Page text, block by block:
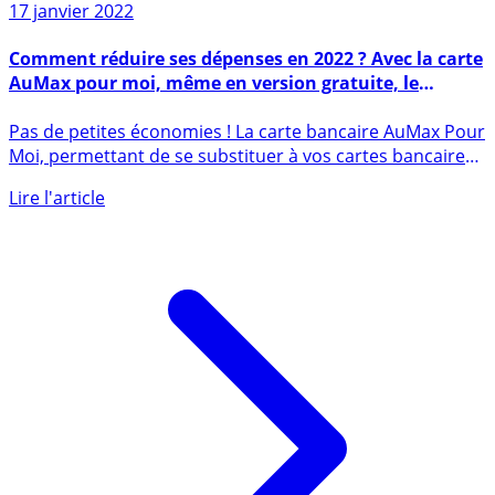
17 janvier 2022
AuMax pour moi, même en version gratuite, le
cashback fait économiser un max !
Moi, permettant de se substituer à vos cartes bancaires,